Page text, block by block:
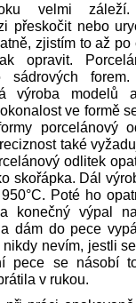
velmi záleží.
přeskočit nebo
zjistím to až
opravit.
forem.
výroba modelů
ve formě
porcelánový
také
odlitek
skořápka. Dál
Poté ho
konečný výpal
dám do pece
nevím, jestli
pece se násobí
v rukou.